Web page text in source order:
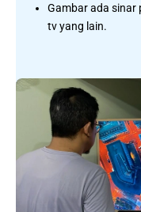
Gambar ada sinar
tv yang lain.